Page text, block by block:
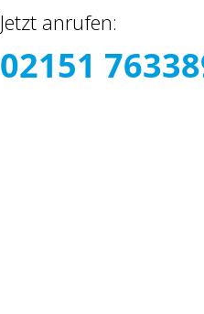
Jetzt anrufen:
02151